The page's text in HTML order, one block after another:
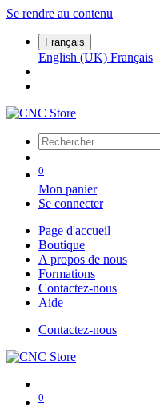
Se rendre au contenu
Français
English (UK) Français
0
Mon panier
Se connecter
Page d'accueil
Boutique
A propos de nous
Formations
Contactez-nous
Aide
Contactez-nous
0